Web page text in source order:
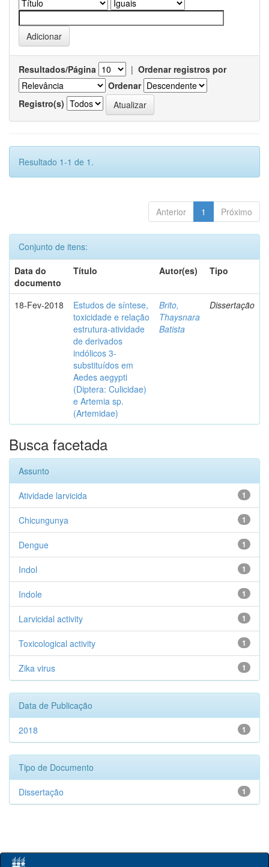
Resultados/Página | Ordenar registros por
Ordenar
Registro(s)
Resultado 1-1 de 1.
Anterior 1 Próximo
Conjunto de itens:
Data do
documento
Título Autor(es) Tipo
18-Fev-2018
Estudos de síntese,
toxicidade e relação
estrutura-atividade
de derivados
indólicos 3-
substituídos em
Aedes aegypti
(Diptera: Culicidae)
e Artemia sp.
(Artemidae)
Brito,
Thaysnara
Batista
Dissertação
Busca facetada
Assunto
1
Atividade larvicida
1
Chicungunya
1
Dengue
1
Indol
1
Indole
1
Larvicidal activity
1
Toxicological activity
1
Zika virus
Data de Publicação
1
2018
Tipo de Documento
1
Dissertação